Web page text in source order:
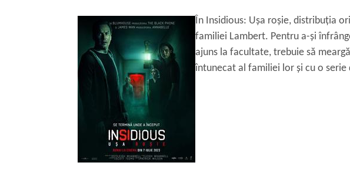
În Insidious: Ușa roșie, distribuția
familiei Lambert. Pentru a-și
ajuns la facultate, trebuie să
întunecat al familiei lor și cu o